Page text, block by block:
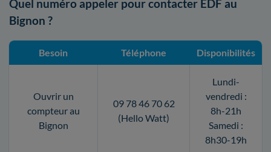
Quel numéro appeler pour contacter EDF au
Bignon ?
Besoin Téléphone Disponibilités
Ouvrir un
compteur au
Bignon
09 78 46 70 62
(Hello Watt)
Lundi-
vendredi :
8h-21h
Samedi :
8h30-19h